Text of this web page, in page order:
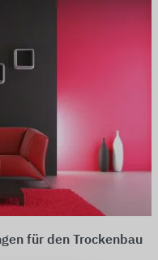
für den Trockenbau